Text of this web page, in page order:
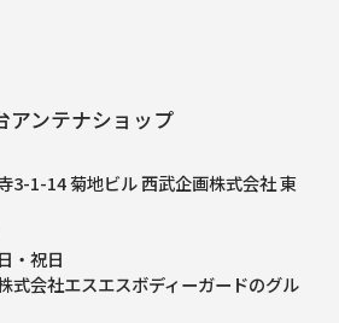
アンテナショップ
3-1-14 菊地ビル 西武企画株式会社 東
・祝日
式会社エスエスボディーガードのグル